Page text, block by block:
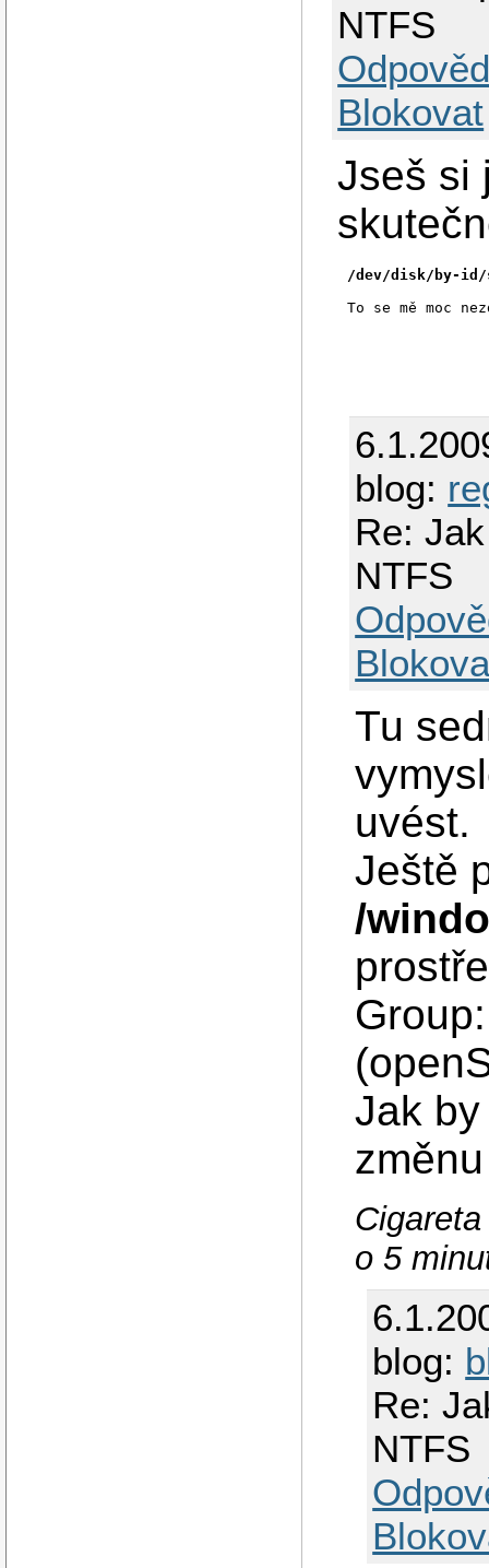
NTFS
Blokovat
Jseš si
/dev/disk/by-id/
To se mě moc
blog:
Re:
NTFS
Tu
uvést.
Ještě
/
Jak
o 5
blog:
Re:
NTFS